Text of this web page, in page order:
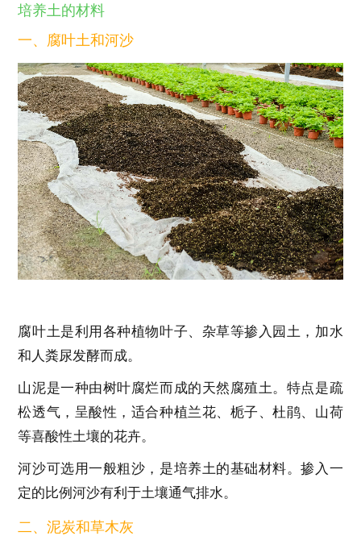
培养土的材料
一、腐叶土和河沙
腐叶土是利用各种植物叶子、杂草等掺入园土，加水
和人粪尿发酵而成。
山泥是一种由树叶腐烂而成的天然腐殖土。特点是疏
松透气，呈酸性，适合种植兰花、栀子、杜鹃、山荷
等喜酸性土壤的花卉。
河沙可选用一般粗沙，是培养土的基础材料。掺入一
定的比例河沙有利于土壤通气排水。
二、泥炭和草木灰